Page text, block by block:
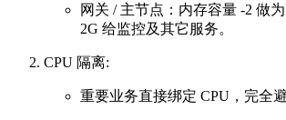
网关 / 主节点：内存容量 -2 做
2G 给监控及其它服务。
CPU 隔离:
重要业务直接绑定 CPU，完全